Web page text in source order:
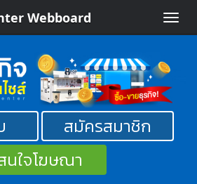
Toggle
Webboard
สมัครสมาชิก
นใจโฆษณา